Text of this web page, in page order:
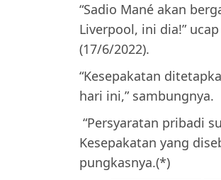
“Sadio Mané akan
Liverpool, ini dia!”
(17/6/2022).
“Kesepakatan
hari ini,” sambungnya.
“Persyaratan pribadi
Kesepakatan yang
pungkasnya.(*)